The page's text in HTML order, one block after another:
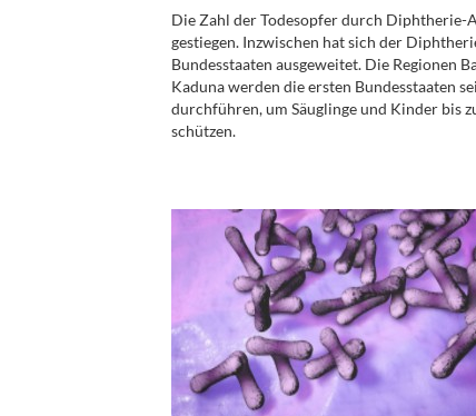
Die Zahl der Todesopfer durch Diphtherie-
gestiegen. Inzwischen hat sich der
Bundesstaaten ausgeweitet. Die Regionen
Kaduna werden die ersten Bundesstaaten
durchführen, um Säuglinge und Kinder bis
schützen.